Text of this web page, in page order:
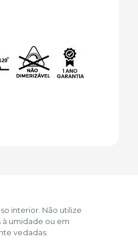
interior. Não utilize
à umidade ou em
vedadas.